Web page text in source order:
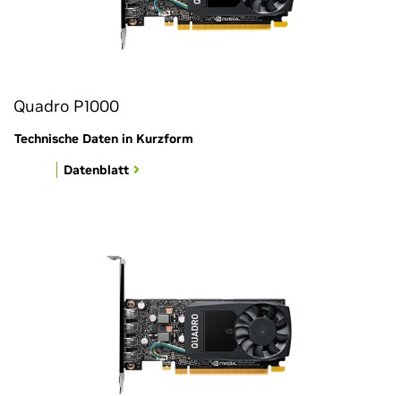
Quadro P1000
Technische Daten in Kurzform
Datenblatt